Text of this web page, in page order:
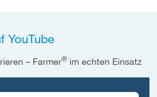
YouTube
– Farmer® im echten Einsatz